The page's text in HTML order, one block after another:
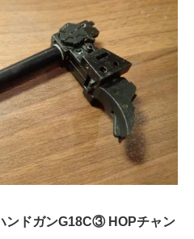
ンドガンG18C③ HOPチャン